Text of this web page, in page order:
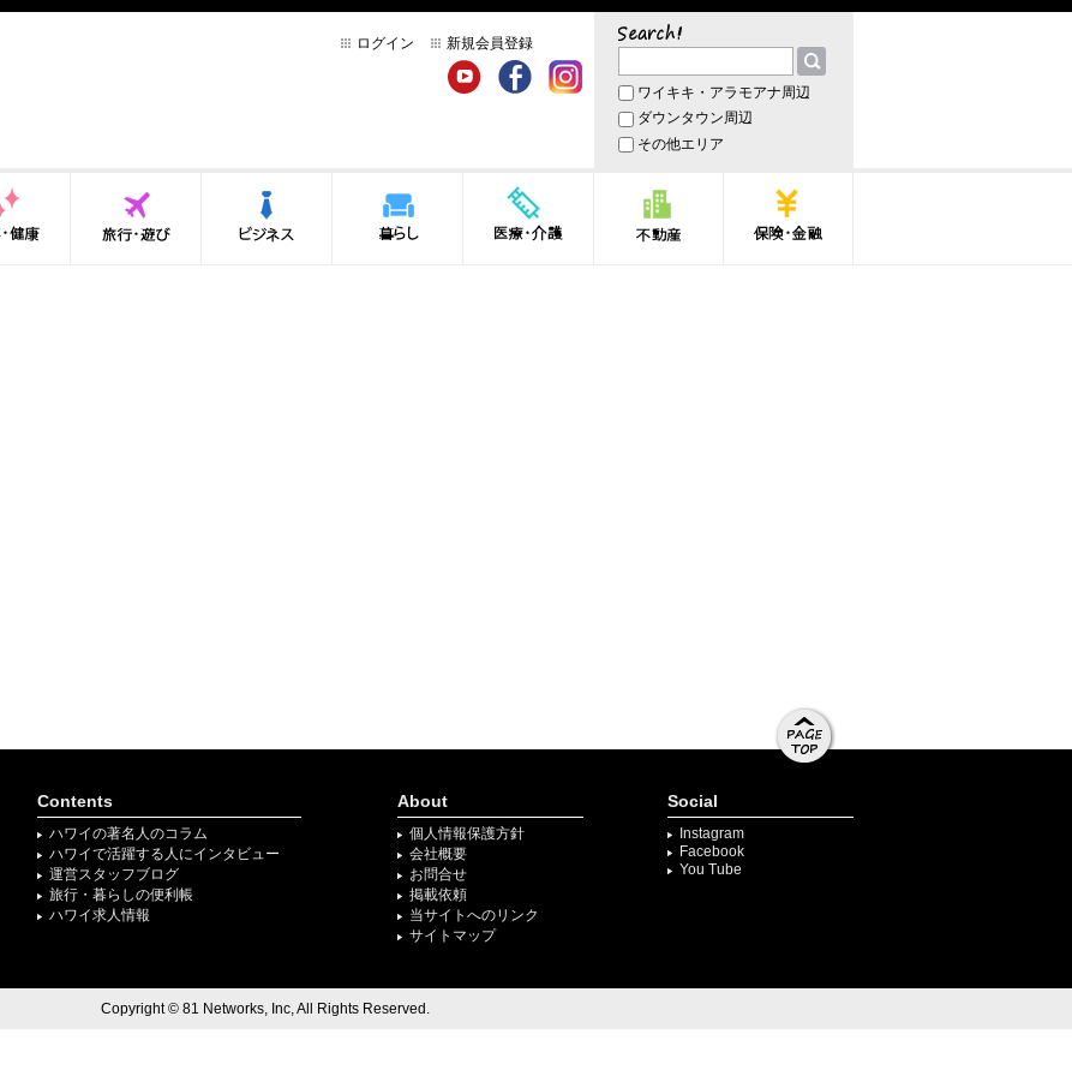
ログイン 新規会員登録 サーチ
ワイキキ・アラモアナ周辺
ダウンタウン周辺
その他エリア
Contents
ハワイの著名人のコラム
ハワイで活躍する人にインタビュー
運営スタッフブログ
旅行・暮らしの便利帳
ハワイ求人情報
About
個人情報保護方針
会社概要
お問合せ
掲載依頼
当サイトへのリンク
サイトマップ
Social
Instagram
Facebook
You Tube
動する
Copyright © 81 Networks, Inc, All Rights Reserved.